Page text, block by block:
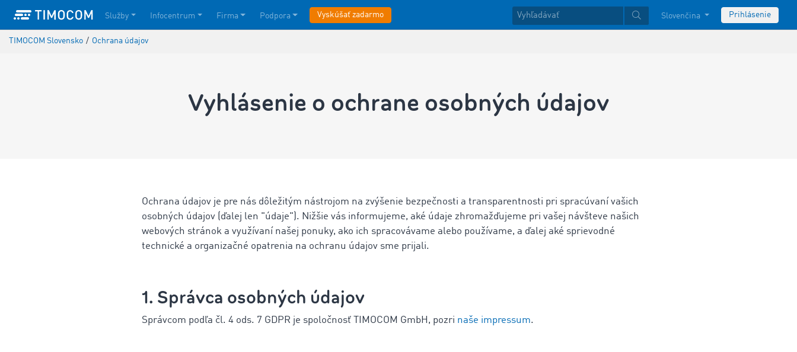
Služby Infocentrum Firma Podpora Vyskúšať zadarmo Slovenčina Prihlásenie
TIMOCOM Slovensko / Ochrana údajov
Vyhlásenie o ochrane osobných údajov
Ochrana údajov je pre nás dôležitým nástrojom na zvýšenie bezpečnosti a transparentnosti pri spracúvaní vašich
osobných údajov (ďalej len "údaje"). Nižšie vás informujeme, aké údaje zhromažďujeme pri vašej návšteve našich
webových stránok a využívaní našej ponuky, ako ich spracovávame alebo používame, a ďalej aké sprievodné
technické a organizačné opatrenia na ochranu údajov sme prijali.
1. Správca osobných údajov
Správcom podľa čl. 4 ods. 7 GDPR je spoločnosť TIMOCOM GmbH, pozri naše impressum.